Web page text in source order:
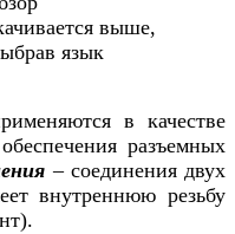
выше,
язык
в качестве
разъемных
– соединения двух
внутреннюю резьбу